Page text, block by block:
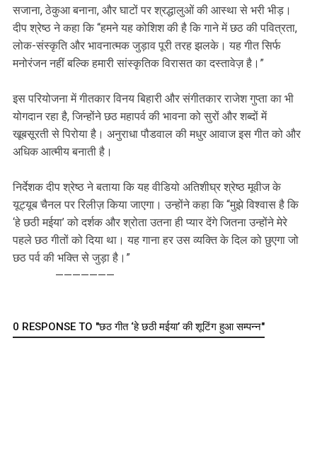
सजाना, ठेकुआ बनाना, और घाटों पर श्रद्धालुओं की आस्था से भरी भीड़।
दीप श्रेष्ठ ने कहा कि “हमने यह कोशिश की है कि गाने में छठ की पवित्रता,
लोक-संस्कृति और भावनात्मक जुड़ाव पूरी तरह झलके। यह गीत सिर्फ
मनोरंजन नहीं बल्कि हमारी सांस्कृतिक विरासत का दस्तावेज़ है।”
इस परियोजना में गीतकार विनय बिहारी और संगीतकार राजेश गुप्ता का भी
योगदान रहा है, जिन्होंने छठ महापर्व की भावना को सुरों और शब्दों में
खूबसूरती से पिरोया है। अनुराधा पौडवाल की मधुर आवाज इस गीत को और
अधिक आत्मीय बनाती है।
निर्देशक दीप श्रेष्ठ ने बताया कि यह वीडियो अतिशीघ्र श्रेष्ठ मूवीज के
यूट्यूब चैनल पर रिलीज़ किया जाएगा। उन्होंने कहा कि “मुझे विश्वास है कि
‘हे छठी मईया’ को दर्शक और श्रोता उतना ही प्यार देंगे जितना उन्होंने मेरे
पहले छठ गीतों को दिया था। यह गाना हर उस व्यक्ति के दिल को छुएगा जो
छठ पर्व की भक्ति से जुड़ा है।”
———————
0 RESPONSE TO "छठ गीत ‘हे छठी मईया’ की शूटिंग हुआ सम्पन्न"